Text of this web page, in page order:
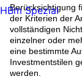
Berücksichtigung
der Kriterien der
vollständigen
einzelner oder
eine bestimmte
Investmentstilen
werden.
HBm Spezial